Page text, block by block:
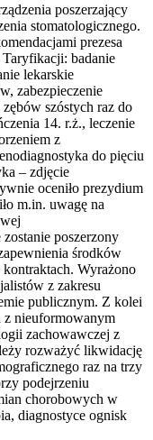
poszerzający
stomatologicznego.
prezesa
badanie
lekarskie
zabezpieczenie
szóstych raz do
14. r.ż., leczenie
z
do pięciu
– zdjęcie
oceniło prezydium
m.in. uwagę na
poszerzony
środków
Wyrażono
z zakresu
publicznym. Z kolei
z nieuformowanym
zachowawczej z
rozważyć likwidację
raz na trzy
podejrzeniu
chorobowych w
diagnostyce ognisk